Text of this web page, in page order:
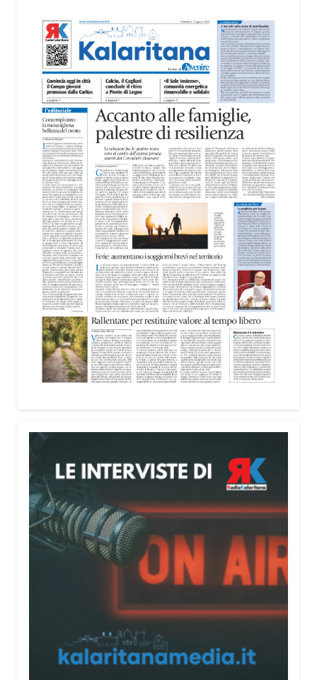
con disabilità nelle attività dell’OAMI al supporto nei
centri di accoglienza per migranti, dove
contribuiscono anche alla cura degli spazi comuni.
«Prendersi cura degli ambienti significa favorire
accoglienza e dignità», racconta Alessandro
Adimari.
Tra i partecipanti anche i seminaristi, impegnati
accanto agli anziani della casa di riposo Cristo Re.
«Un’esperienza di crescita umana e spirituale che
rafforza la vocazione al servizio», sottolinea
Cristiano Pani.
Il programma dedica spazio anche ai temi della
pace e della cooperazione nel Mediterraneo. Oggi
pomeriggio, alla Mediateca del Mediterraneo
(MEM), l’incontro con l’arcivescovo monsignor
Giuseppe Baturi ha approfondito il ruolo dei giovani
nella costruzione di ponti tra culture e popoli, con
un confronto inserito nel percorso “Cagliari Città
della Pace e del Mediterraneo”, progetto che
promuove il dialogo e la collaborazione tra le
libanese del Consiglio dei Giovani del
Mediterraneo della CEI: «Il campo è molto più di
un’esperienza di volontariato: è un’opportunità per
costruire relazioni attraverso il servizio, linguaggio
universale capace di unire persone diverse».
Condividi:
X WhatsApp
E-mail Stampa